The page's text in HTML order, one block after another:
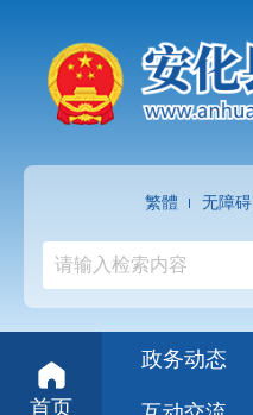
繁體 无障碍
首页
政务动态